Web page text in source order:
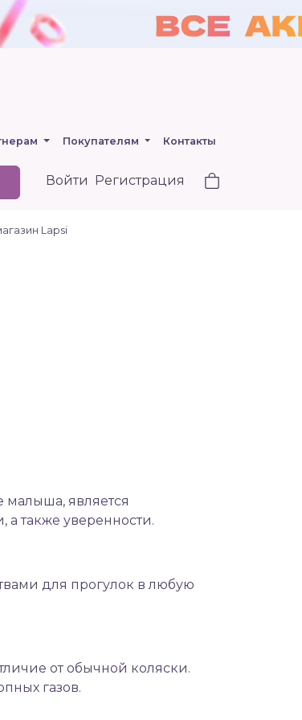
Покупателям Контакты
Войти Регистрация
Lapsi
малыша, является
а также уверенности.
для прогулок в любую
от обычной коляски.
газов.